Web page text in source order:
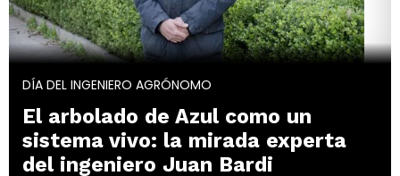
DÍA DEL INGENIERO AGRÓNOMO
El arbolado de Azul como un
sistema vivo: la mirada experta
del ingeniero Juan Bardi